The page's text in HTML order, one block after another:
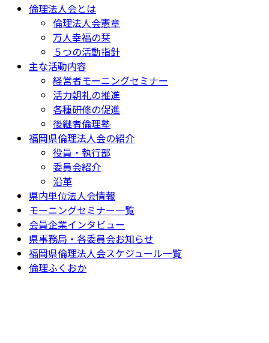
倫理法人会とは
倫理法人会憲章
万人幸福の栞
５つの活動指針
主な活動内容
経営者モーニングセミナー
活力朝礼の推進
各種研修の促進
後継者倫理塾
福岡県倫理法人会の紹介
役員・執行部
委員会紹介
沿革
県内単位法人会情報
モーニングセミナー一覧
会員企業インタビュー
県事務局・各委員会お知らせ
福岡県倫理法人会スケジュール一覧
倫理ふくおか